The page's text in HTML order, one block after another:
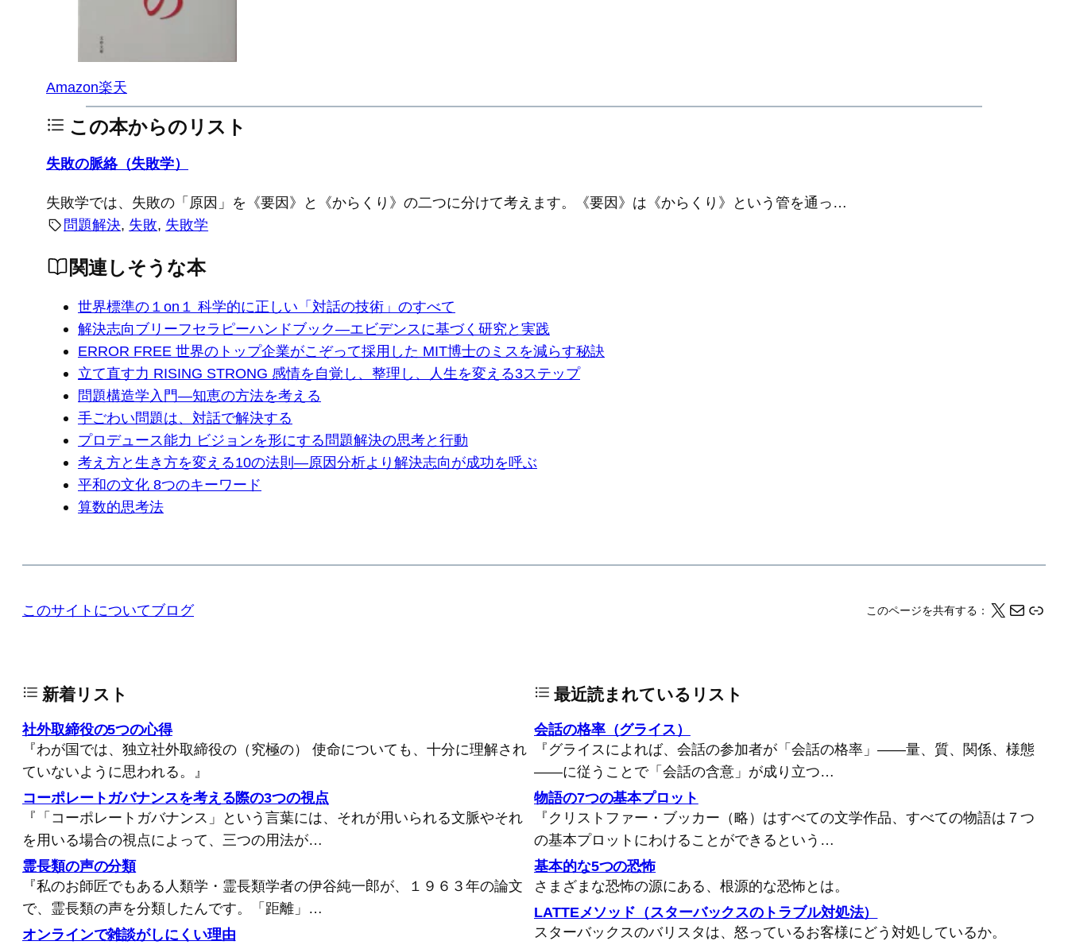
Amazon楽天
この本からのリスト
失敗の脈絡（失敗学）
失敗学では、失敗の「原因」を《要因》と《からくり》の二つに分けて考えます。《要因》は《からくり》という管を通っ…
問題解決, 失敗, 失敗学
関連しそうな本
世界標準の１on１ 科学的に正しい「対話の技術」のすべて
解決志向ブリーフセラピーハンドブック―エビデンスに基づく研究と実践
ERROR FREE 世界のトップ企業がこぞって採用した MIT博士のミスを減らす秘訣
立て直す力 RISING STRONG 感情を自覚し、整理し、人生を変える3ステップ
問題構造学入門―知恵の方法を考える
手ごわい問題は、対話で解決する
プロデュース能力 ビジョンを形にする問題解決の思考と行動
考え方と生き方を変える10の法則―原因分析より解決志向が成功を呼ぶ
平和の文化 8つのキーワード
算数的思考法
このサイトについてブログ このページを共有する： X メール このページの情報をクリップボードにコピーする
新着リスト
社外取締役の5つの心得
『わが国では、独立社外取締役の（究極の） 使命についても、十分に理解され
ていないように思われる。』
コーポレートガバナンスを考える際の3つの視点
『「コーポレートガバナンス」という言葉には、それが用いられる文脈やそれ
を用いる場合の視点によって、三つの用法が…
霊長類の声の分類
『私のお師匠でもある人類学・霊長類学者の伊谷純一郎が、１９６３年の論文
で、霊長類の声を分類したんです。「距離」…
オンラインで雑談がしにくい理由
最近読まれているリスト
会話の格率（グライス）
『グライスによれば、会話の参加者が「会話の格率」――量、質、関係、様態
――に従うことで「会話の含意」が成り立つ…
物語の7つの基本プロット
『クリストファー・ブッカー（略）はすべての文学作品、すべての物語は７つ
の基本プロットにわけることができるという…
基本的な5つの恐怖
さまざまな恐怖の源にある、根源的な恐怖とは。
LATTEメソッド（スターバックスのトラブル対処法）
スターバックスのバリスタは、怒っているお客様にどう対処しているか。